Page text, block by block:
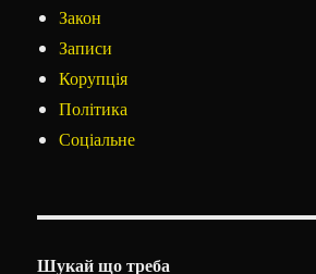
Закон
Записи
Корупція
Політика
Соціальне
Шукай що треба